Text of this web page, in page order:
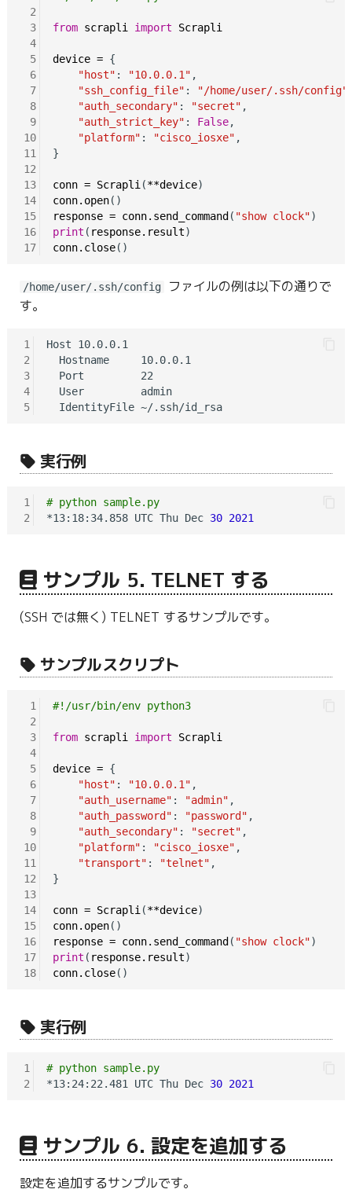
2
3
4
5
6
7
8
9
10
11
12
13
14
15
16
17
from scrapli import Scrapli
device = {
"host" : "10.0.0.1" ,
"ssh_config_file" : "/home/user/.ssh/config"
"auth_secondary" : "secret" ,
"auth_strict_key" : False,
"platform" : "cisco_iosxe" ,
}
conn = Scrapli (**device
conn.open
response = conn.send_command ( "show clock"
print ( response.result
conn.close
/home/user/.ssh/config
ファイルの例は以下の通りで
す。
1
2
3
4
5
Host 10.0.0.1
  Hostname     10.0.0.1
  Port         22
  User         admin
  IdentityFile ~/.ssh/id_rsa
実行例
1
2
# python sample.py
*13:18:34.858 UTC Thu Dec 30 2021
サンプル 5. TELNET する
(SSH では無く) TELNET するサンプルです。
サンプルスクリプト
1
2
3
4
5
6
7
8
9
10
11
12
13
14
15
16
17
18
#!/usr/bin/env python3
from scrapli import Scrapli
device = {
"host" : "10.0.0.1" ,
"auth_username" : "admin" ,
"auth_password" : "password" ,
"auth_secondary" : "secret" ,
"platform" : "cisco_iosxe" ,
"transport" : "telnet" ,
}
conn = Scrapli (**device
conn.open
response = conn.send_command ( "show clock"
print ( response.result
conn.close
実行例
1
2
# python sample.py
*13:24:22.481 UTC Thu Dec 30 2021
サンプル 6. 設定を追加する
設定を追加するサンプルです。